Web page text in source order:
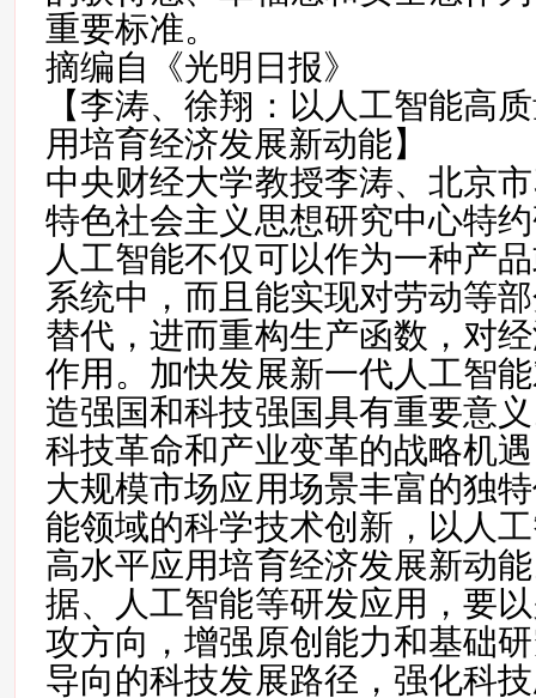
重要标准。
摘编自《光明日报》
【李涛、徐翔：以人工智能高
用培育经济发展新动能】
中央财经大学教授李涛、北京
特色社会主义思想研究中心特
人工智能不仅可以作为一种产
系统中，而且能实现对劳动等
替代，进而重构生产函数，对
作用。加快发展新一代人工智
造强国和科技强国具有重要意
科技革命和产业变革的战略机
大规模市场应用场景丰富的独
能领域的科学技术创新，以人
高水平应用培育经济发展新动
据、人工智能等研发应用，要
攻方向，增强原创能力和基础
导向的科技发展路径，强化科